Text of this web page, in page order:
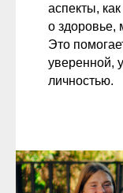
аспекты,
о здоровье,
Это
уверенной,
личностью.